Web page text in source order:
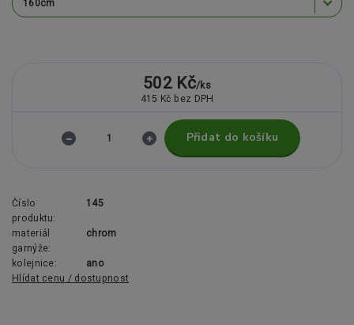
502 Kč/ks
415 Kč bez DPH
Přidat do košíku
Číslo
produktu:
145
materiál
garnýže:
chrom
kolejnice:
ano
Hlídat cenu / dostupnost